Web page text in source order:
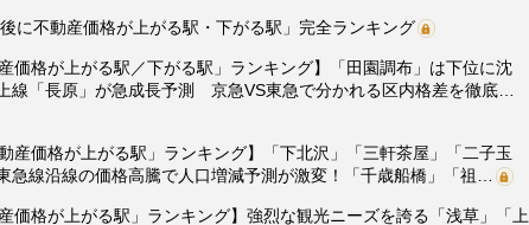
に不動産価格が上がる駅・下がる駅」完全ランキング
価格が上がる駅／下がる駅」ランキング】「田園調布」は下位に沈
線「長原」が急成長予測 京急VS東急で分かれる区内格差を徹底…
産価格が上がる駅」ランキング】「下北沢」「三軒茶屋」「二子玉
線沿線の価格高騰で人口増減予測が激変！「千歳船橋」「祖…
価格が上がる駅」ランキング】強烈な観光ニーズを誇る「浅草」「上